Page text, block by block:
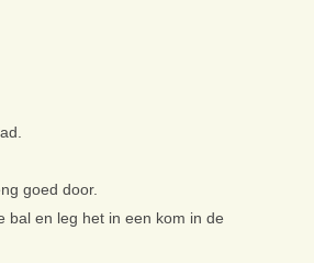
goed door.
bal en leg het in een kom in de